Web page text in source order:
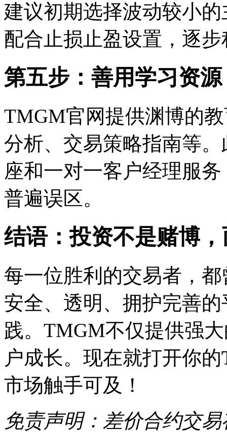
建议初期选择波动较小
配合止损止盈设置，逐
第五步：善用学习资
TMGM官网提供渊博的
分析、交易策略指南等
座和一对一客户经理服
普遍误区。
结语：投资不是赌博
每一位胜利的交易者，
安全、透明、拥护完善
践。TMGM不仅提供强
户成长。现在就打开你的
市场触手可及！
免责声明：差价合约交